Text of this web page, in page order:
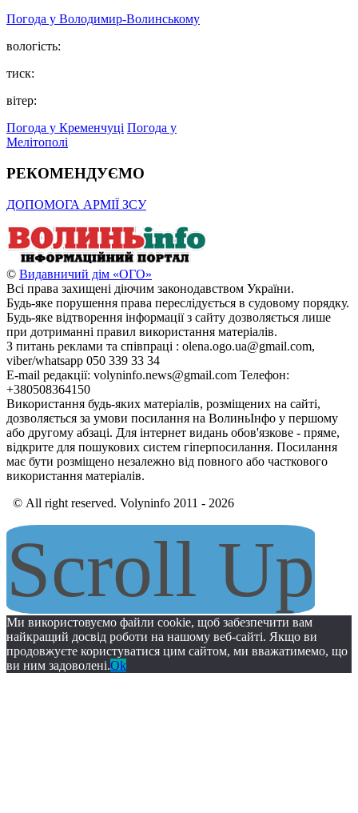
Погода у Володимир-Волинському
вологість:
тиск:
вітер:
Погода у Кременчуці Погода у
Мелітополі
РЕКОМЕНДУЄМО
ДОПОМОГА АРМІЇ ЗСУ
© Видавничий дім «ОГО»
Всі права захищені діючим законодавством України.
Будь-яке порушення права переслідується в судовому порядку.
Будь-яке відтворення інформації з сайту дозволяється лише
при дотриманні правил використання матеріалів.
З питань реклами та співпраці : olena.ogo.ua@gmail.com,
viber/whatsapp 050 339 33 34
E-mail редакції: volyninfo.news@gmail.com Телефон:
+380508364150
Використання будь-яких матеріалів, розміщених на сайті,
дозволяється за умови посилання на ВолиньІнфо у першому
або другому абзаці. Для інтернет видань обов'язкове - пряме,
відкрите для пошукових систем гіперпосилання. Посилання
має бути розміщено незалежно від повного або часткового
використання матеріалів.
© All right reserved. Volyninfo 2011 - 2026
Scroll Up
Ми використовуємо файли cookie, щоб забезпечити вам
найкращий досвід роботи на нашому веб-сайті. Якщо ви
продовжуєте користуватися цим сайтом, ми вважатимемо, що
ви ним задоволені.Ok